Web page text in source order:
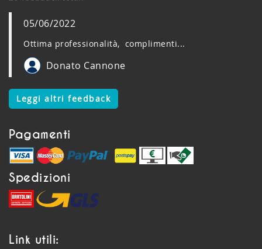
05/06/2022
Ottima professionalità, complimenti...
Donato Cannone
Leggi altri feedback
Pagamenti
Spedizioni
Link utili: